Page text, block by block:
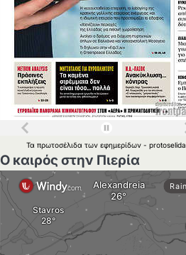
Ταπρωτοσέλιδατωνεφημερίδων-protoselida
Ο καιρός στην Πιερία